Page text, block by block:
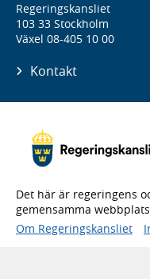
Regeringskansliet
103 33 Stockholm
Växel 08-405 10 00
Kontakt
Det här är regeringens
gemensamma webbplats.
Om Regeringskansliet